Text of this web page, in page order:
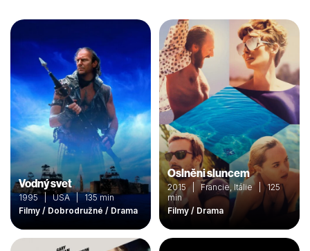
Vodný svet
1995 | USA | 135 min
Filmy / Dobrodružné / Drama
Oslněni sluncem
2015 | Francie, Itálie | 125
min
Filmy / Drama